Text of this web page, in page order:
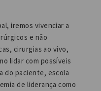
iremos vivenciar a
e não
cirurgias ao vivo,
lidar com possíveis
do paciente, escola
de liderança como